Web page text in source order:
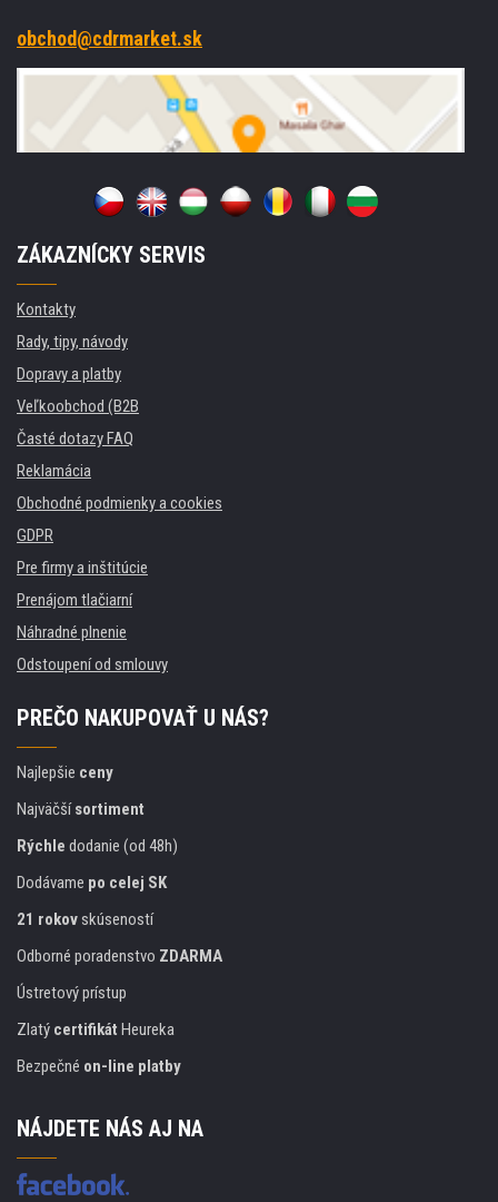
obchod@cdrmarket.sk
ZÁKAZNÍCKY SERVIS
Kontakty
Rady, tipy, návody
Dopravy a platby
Veľkoobchod (B2B
Časté dotazy FAQ
Reklamácia
Obchodné podmienky a cookies
GDPR
Pre firmy a inštitúcie
Prenájom tlačiarní
Náhradné plnenie
Odstoupení od smlouvy
PREČO NAKUPOVAŤ U NÁS?
Najlepšie ceny
Najväčšísortiment
Rýchle dodanie (od 48h)
Dodávame po celej SK
21 rokovskúseností
Odborné poradenstvo ZDARMA
Ústretový prístup
Zlatý certifikát Heureka
Bezpečné on-line platby
NÁJDETE NÁS AJ NA